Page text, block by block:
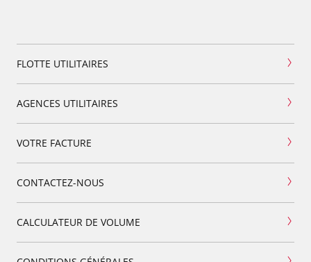
FLOTTE UTILITAIRES
AGENCES UTILITAIRES
VOTRE FACTURE
CONTACTEZ-NOUS
CALCULATEUR DE VOLUME